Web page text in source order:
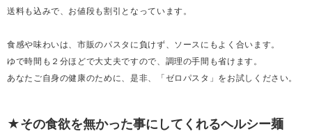
送料も込みで、お値段も割引となっています。
食感や味わいは、市販のパスタに負けず、ソースにもよく合います。
ゆで時間も２分ほどで大丈夫ですので、調理の手間も省けます。
あなたご自身の健康のために、是非、「ゼロパスタ」をお試しください。
★その食欲を無かった事にしてくれるヘルシー麺